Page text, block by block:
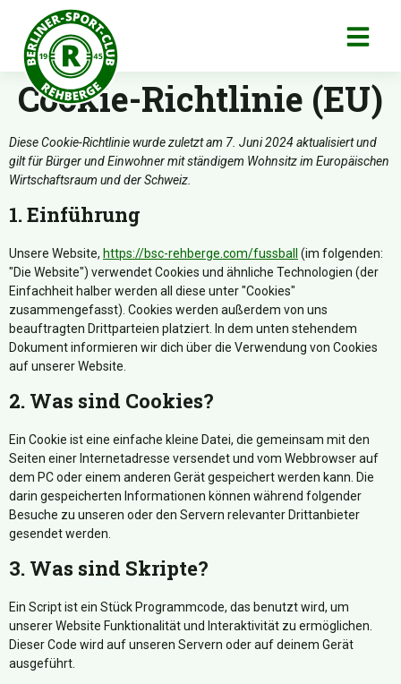
Cookie-Richtlinie (EU)
Diese Cookie-Richtlinie wurde zuletzt am 7. Juni 2024 aktualisiert und
gilt für Bürger und Einwohner mit ständigem Wohnsitz im Europäischen
Wirtschaftsraum und der Schweiz.
1. Einführung
Unsere Website, https://bsc-rehberge.com/fussball
(im folgenden:
"Die Website") verwendet Cookies und ähnliche Technologien (der
Einfachheit halber werden all diese unter "Cookies"
zusammengefasst). Cookies werden außerdem von uns
beauftragten Drittparteien platziert. In dem unten stehendem
Dokument informieren wir dich über die Verwendung von Cookies
auf unserer Website.
2. Was sind Cookies?
Ein Cookie ist eine einfache kleine Datei, die gemeinsam mit den
Seiten einer Internetadresse versendet und vom Webbrowser auf
dem PC oder einem anderen Gerät gespeichert werden kann. Die
darin gespeicherten Informationen können während folgender
Besuche zu unseren oder den Servern relevanter Drittanbieter
gesendet werden.
3. Was sind Skripte?
Ein Script ist ein Stück Programmcode, das benutzt wird, um
unserer Website Funktionalität und Interaktivität zu ermöglichen.
Dieser Code wird auf unseren Servern oder auf deinem Gerät
ausgeführt.